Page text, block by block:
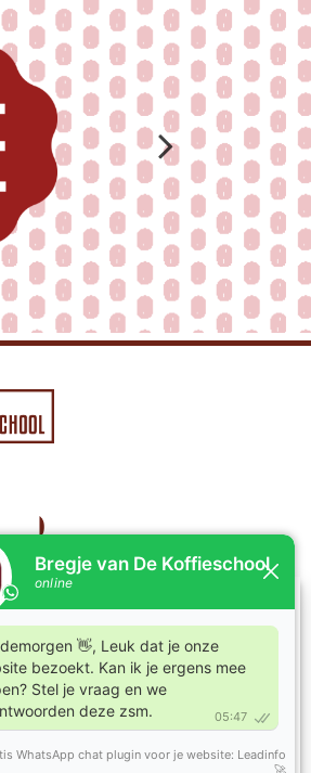
toestemming
zoals cookies om informatie over je
stemmen met deze technologieën kunnen wij
verwerken. Als je geen toestemming geeft of uw
hebben op bepaalde functies en mogelijkheden.